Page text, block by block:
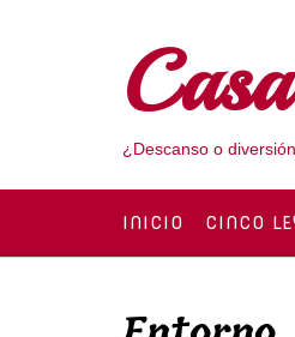
¿Descanso o
INICIO CINCO